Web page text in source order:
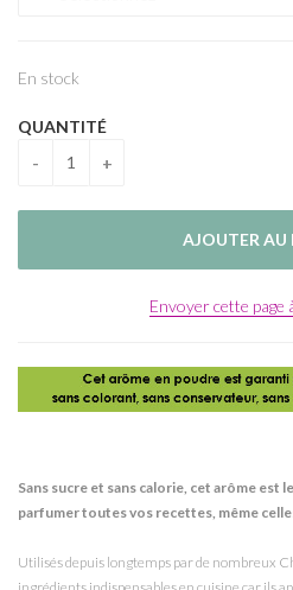
En stock
QUANTITÉ
Envoyer cette page
Sans sucre et sans calorie, cet arôme est
parfumer toutes vos recettes, même
Utilisés depuis longtemps par de nombreux